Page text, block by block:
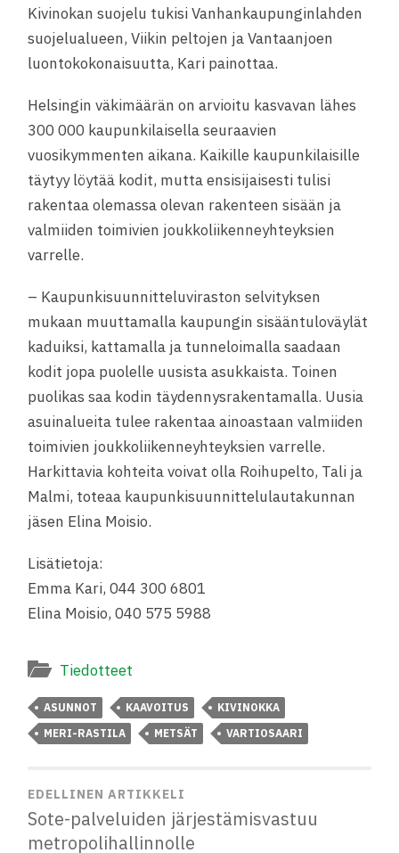
Kivinokan suojelu tukisi Vanhankaupunginlahden
suojelualueen, Viikin peltojen ja Vantaanjoen
luontokokonaisuutta, Kari painottaa.
Helsingin väkimäärän on arvioitu kasvavan lähes
300 000 kaupunkilaisella seuraavien
vuosikymmenten aikana. Kaikille kaupunkilaisille
täytyy löytää kodit, mutta ensisijaisesti tulisi
rakentaa olemassa olevan rakenteen sisään ja
valmiiden toimivien joukkoliikenneyhteyksien
varrelle.
– Kaupunkisuunnitteluviraston selvityksen
mukaan muuttamalla kaupungin sisääntuloväylät
kaduiksi, kattamalla ja tunneloimalla saadaan
kodit jopa puolelle uusista asukkaista. Toinen
puolikas saa kodin täydennysrakentamalla. Uusia
asuinalueita tulee rakentaa ainoastaan valmiiden
toimivien joukkoliikenneyhteyksien varrelle.
Harkittavia kohteita voivat olla Roihupelto, Tali ja
Malmi, toteaa kaupunkisuunnittelulautakunnan
jäsen Elina Moisio.
Lisätietoja:
Emma Kari, 044 300 6801
Elina Moisio, 040 575 5988
Tiedotteet
ASUNNOT KAAVOITUS
KIVINOKKA
MERI-RASTILA
METSÄT VARTIOSAARI
EDELLINEN ARTIKKELI
Sote-palveluiden järjestämisvastuu
metropolihallinnolle